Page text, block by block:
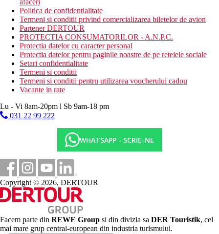
afaceri
Politica de confidentialitate
Termeni si conditii privind comercializarea biletelor de avion
Partener DERTOUR
PROTECTIA CONSUMATORILOR - A.N.P.C.
Protectia datelor cu caracter personal
Protectia datelor pentru paginile noastre de pe retelele sociale
Setari confidentialitate
Termeni si conditii
Termeni si conditii pentru utilizarea voucherului cadou
Vacante in rate
Lu - Vi 8am-20pm l Sb 9am-18 pm
031 22 99 222
WHATSAPP - SCRIE-NE
Copyright © 2026, DERTOUR
Facem parte din REWE Group si din divizia sa DER Touristik, cel
mai mare grup central-european din industria turismului.